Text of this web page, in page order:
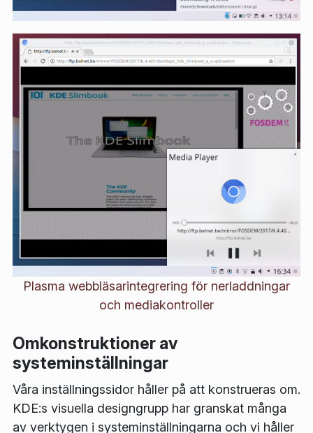
Plasma webbläsarintegrering för nerladdningar
och mediakontroller
Omkonstruktioner av
systeminställningar
Våra inställningssidor håller på att konstrueras om.
KDE:s visuella designgrupp har granskat många
av verktygen i systeminställningarna och vi håller